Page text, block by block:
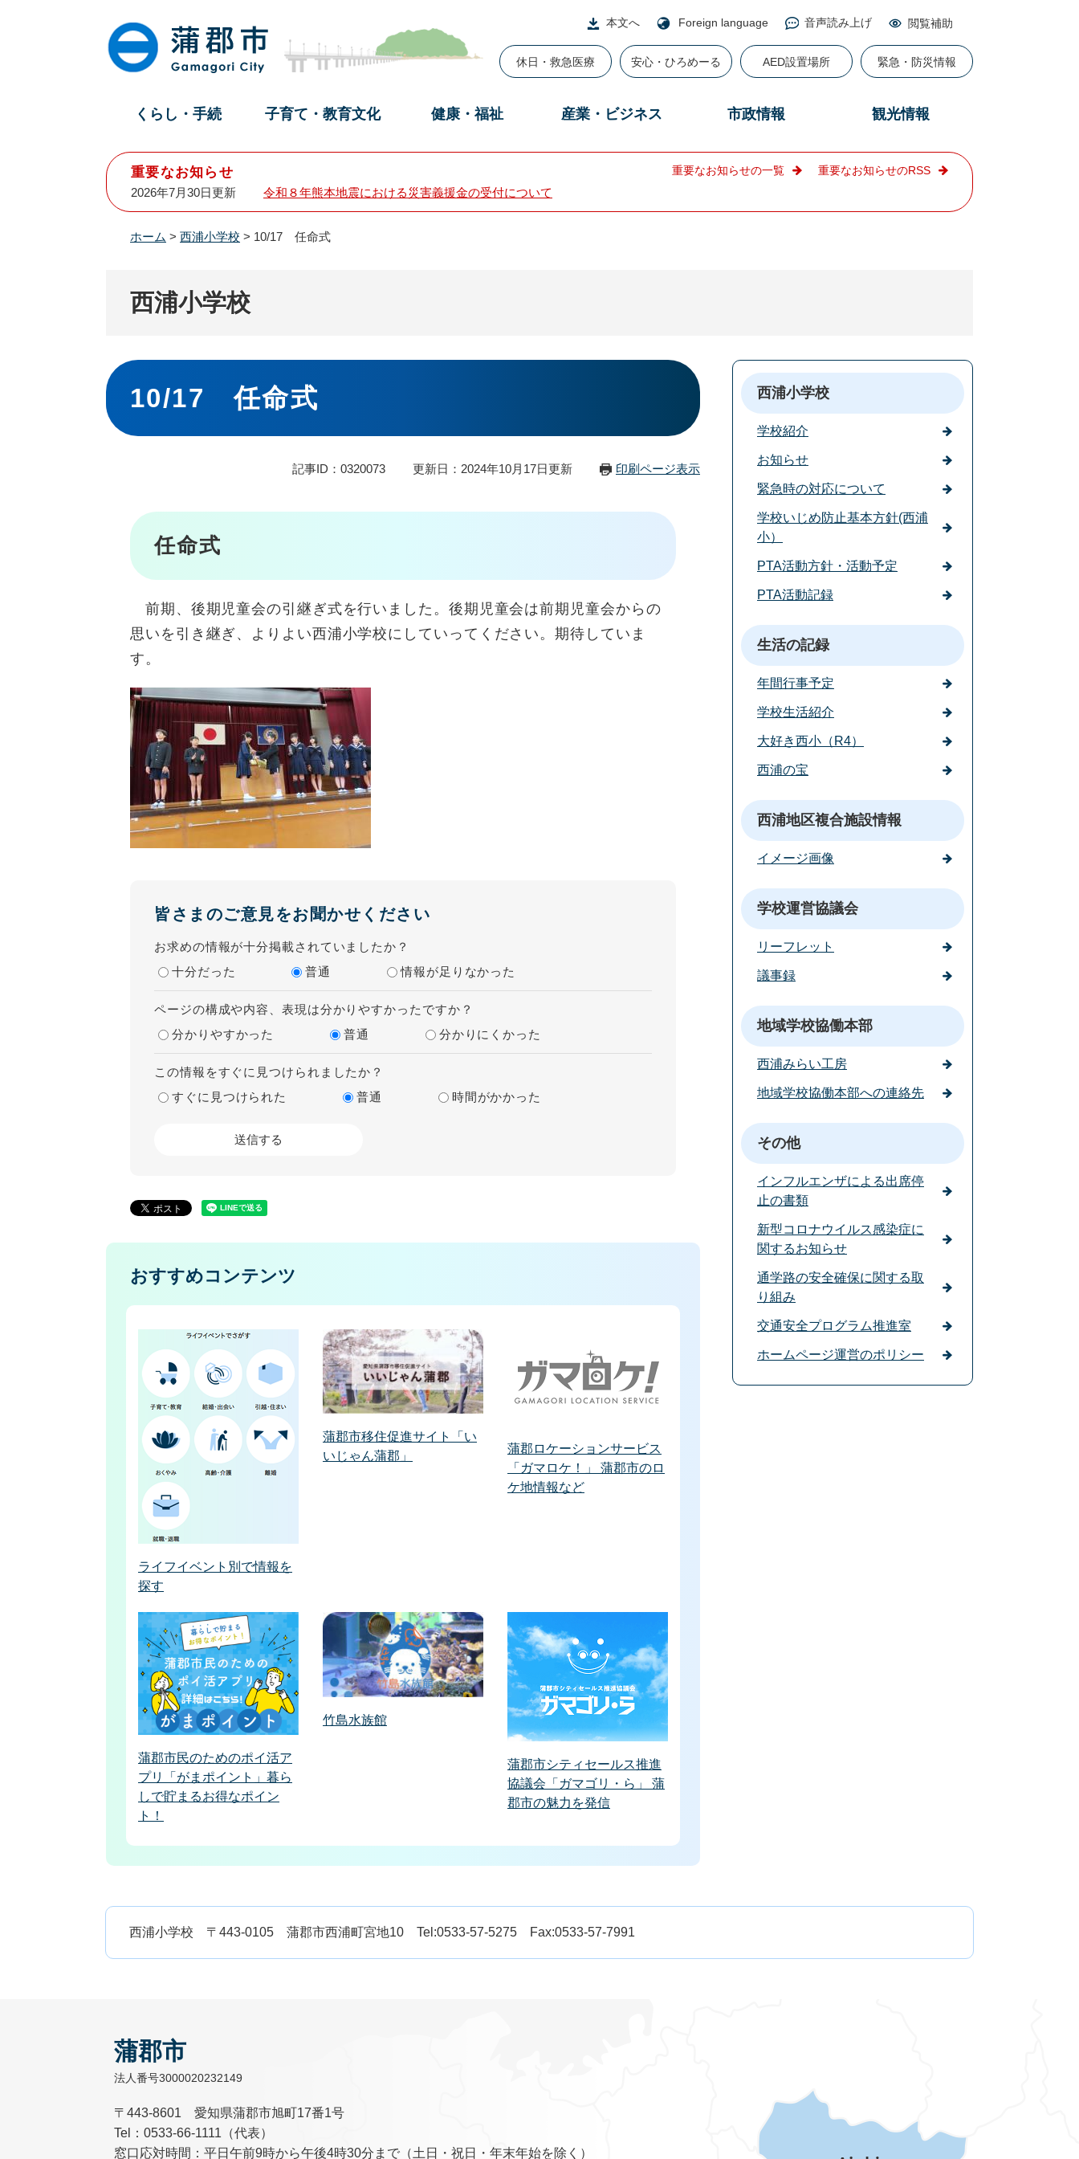
本文へ Foreign language 音声読み上げ 閲覧補助
休日・救急医療 安心・ひろめーる AED設置場所 緊急・防災情報
くらし・手続 子育て・教育文化 健康・福祉 産業・ビジネス 市政情報 観光情報
重要なお知らせ
2026年7月30日更新 令和８年熊本地震における災害義援金の受付について
重要なお知らせの一覧 重要なお知らせのRSS
ホーム > 西浦小学校 > 10/17 任命式
西浦小学校
本
文
10/17 任命式
記事ID：0320073 更新日：2024年10月17日更新 印刷ページ表示
任命式
前期、後期児童会の引継ぎ式を行いました。後期児童会は前期児童会からの
思いを引き継ぎ、よりよい西浦小学校にしていってください。期待していま
す。
皆さまのご意見をお聞かせください
お求めの情報が十分掲載されていましたか？
十分だった
普通 情報が足りなかった
ページの構成や内容、表現は分かりやすかったですか？
分かりやすかった
普通 分かりにくかった
この情報をすぐに見つけられましたか？
すぐに見つけられた
普通 時間がかかった
おすすめコンテンツ
ライフイベント別で情報を
探す
蒲郡市移住促進サイト「い
いじゃん蒲郡」
蒲郡ロケーションサービス
「ガマロケ！」 蒲郡市のロ
ケ地情報など
蒲郡市民のためのポイ活ア
プリ「がまポイント」暮ら
しで貯まるお得なポイン
ト！
竹島水族館
蒲郡市シティセールス推進
協議会「ガマゴリ・ら」 蒲
郡市の魅力を発信
西浦小学校
学校紹介
お知らせ
緊急時の対応について
学校いじめ防止基本方針(西浦
小）
PTA活動方針・活動予定
PTA活動記録
生活の記録
年間行事予定
学校生活紹介
大好き西小（R4）
西浦の宝
西浦地区複合施設情報
イメージ画像
学校運営協議会
リーフレット
議事録
地域学校協働本部
西浦みらい工房
地域学校協働本部への連絡先
その他
インフルエンザによる出席停
止の書類
新型コロナウイルス感染症に
関するお知らせ
通学路の安全確保に関する取
り組み
交通安全プログラム推進室
ホームページ運営のポリシー
西浦小学校 〒443-0105 蒲郡市西浦町宮地10 Tel:0533-57-5275 Fax:0533-57-7991
蒲郡市
法人番号3000020232149
〒443-8601 愛知県蒲郡市旭町17番1号
Tel：0533-66-1111（代表）
窓口応対時間：平日午前9時から午後4時30分まで（土日・祝日・年末年始を除く）